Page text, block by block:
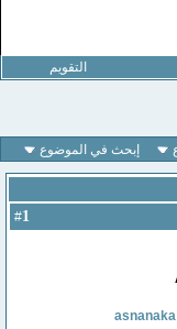
التقويم
إبحث في الموضوع